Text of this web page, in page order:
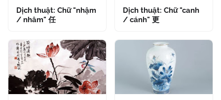
Dịch thuật: Chữ "nhậm
/ nhâm" 任
Dịch thuật: Chữ "canh
/ cánh" 更